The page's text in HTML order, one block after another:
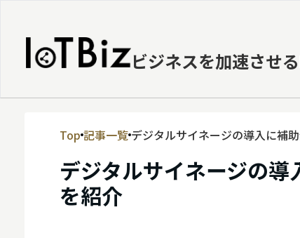
ビジネスを加速させ
MVNE
エッジ
Top 記事一覧 デジタルサイネージの導入に補
デジタルサイネージの
を紹介